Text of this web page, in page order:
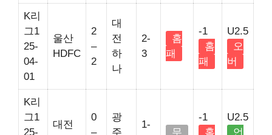
K리
그1
25-
04-
01
울산
HDFC
2
–
2
대
전
하
나
2-
3
홈
패
-1
홈
패
U2.5
오
버
K리
그1
25-
대전
0
–
광
주
1-
무
-1
홈
U2.5
언